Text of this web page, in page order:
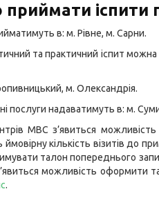
іспити
в: м. Рівне, м. Сарни.
та практичний іспит
м. Олександрія.
послуги надаватимуть в: м.
МВС з’явиться
кількість візитів до
талон попереднього
можливість оформити
.